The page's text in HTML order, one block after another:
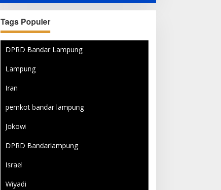
dan Orang Tersayang
Tags Populer
DPRD Bandar Lampung
Lampung
Iran
pemkot bandar lampung
Jokowi
DPRD Bandarlampung
Israel
Wiyadi